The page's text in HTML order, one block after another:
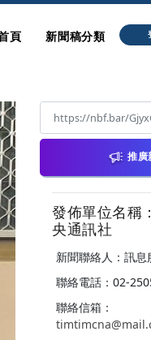
頁 新聞稿分類
推廣
發佈單位名稱
央通訊社
新聞聯絡人：訊息
聯絡電話：02-
聯絡信箱：